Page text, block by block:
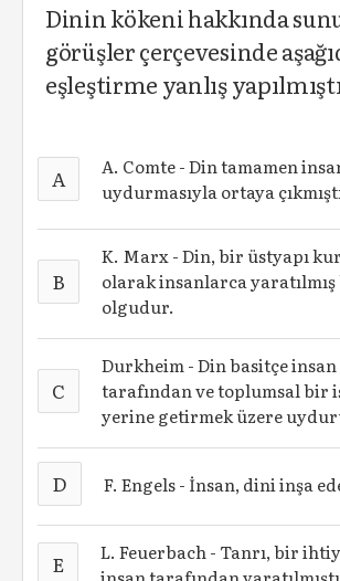
Dinin kökeni hakkında
görüşler çerçevesinde
eşleştirme yanlış
A
A. Comte - Din tamamen
uydurmasıyla ortaya
B
K. Marx - Din, bir üstyapı
olarak insanlarca
olgudur.
C
Durkheim - Din basitçe insan
tarafından ve toplumsal bir
yerine getirmek üzere
D F. Engels - İnsan, dini inşa
E
L. Feuerbach - Tanrı, bir